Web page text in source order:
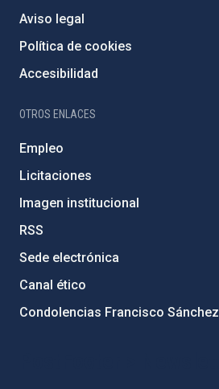
Aviso legal
Política de cookies
Accesibilidad
OTROS ENLACES
Empleo
Licitaciones
Imagen institucional
RSS
Sede electrónica
Canal ético
Condolencias Francisco Sánchez